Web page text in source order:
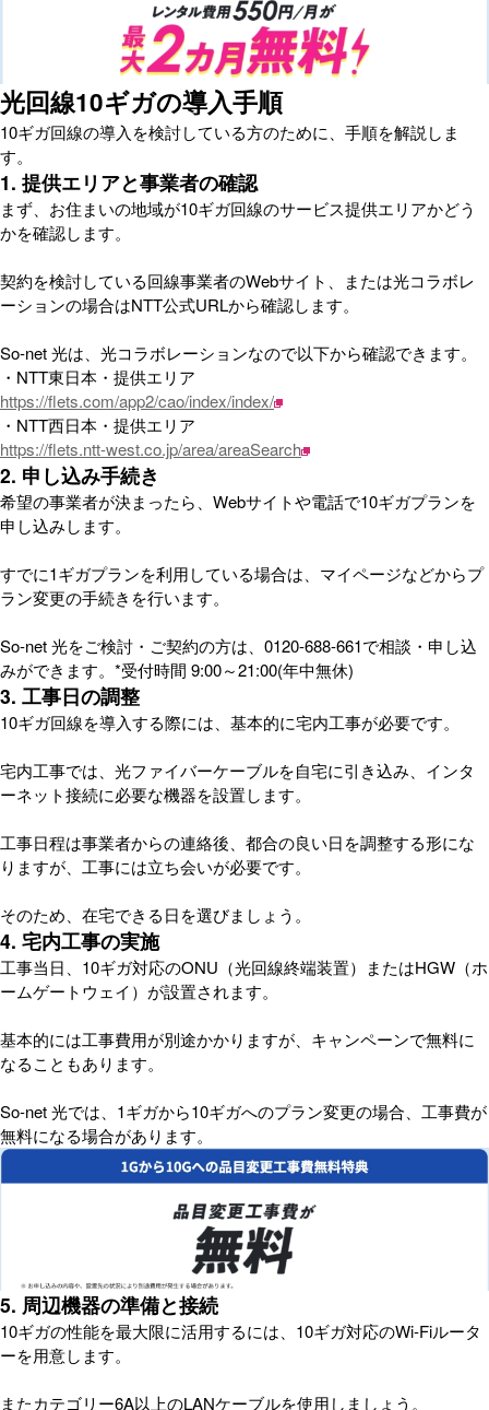
光回線10ギガの導入手順
10ギガ回線の導入を検討している方のために、手順を解説しま
す。
1. 提供エリアと事業者の確認
まず、お住まいの地域が10ギガ回線のサービス提供エリアかどう
かを確認します。
契約を検討している回線事業者のWebサイト、または光コラボレ
ーションの場合はNTT公式URLから確認します。
So-net 光は、光コラボレーションなので以下から確認できます。
・NTT東日本・提供エリア
https://flets.com/app2/cao/index/index/
・NTT西日本・提供エリア
https://flets.ntt-west.co.jp/area/areaSearch
2. 申し込み手続き
希望の事業者が決まったら、Webサイトや電話で10ギガプランを
申し込みします。
すでに1ギガプランを利用している場合は、マイページなどからプ
ラン変更の手続きを行います。
So-net 光をご検討・ご契約の方は、0120-688-661で相談・申し込
みができます。*受付時間 9:00～21:00(年中無休)
3. 工事日の調整
10ギガ回線を導入する際には、基本的に宅内工事が必要です。
宅内工事では、光ファイバーケーブルを自宅に引き込み、インタ
ーネット接続に必要な機器を設置します。
工事日程は事業者からの連絡後、都合の良い日を調整する形にな
りますが、工事には立ち会いが必要です。
そのため、在宅できる日を選びましょう。
4. 宅内工事の実施
工事当日、10ギガ対応のONU（光回線終端装置）またはHGW（ホ
ームゲートウェイ）が設置されます。
基本的には工事費用が別途かかりますが、キャンペーンで無料に
なることもあります。
So-net 光では、1ギガから10ギガへのプラン変更の場合、工事費が
無料になる場合があります。
5. 周辺機器の準備と接続
10ギガの性能を最大限に活用するには、10ギガ対応のWi-Fiルータ
ーを用意します。
またカテゴリー6A以上のLANケーブルを使用しましょう。